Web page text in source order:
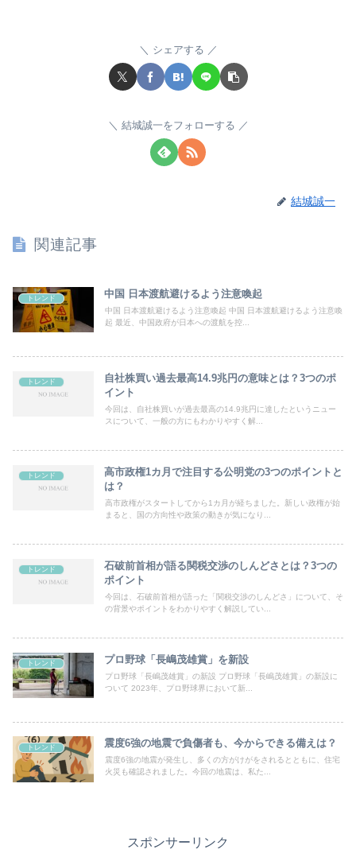
シェアする
結城誠一をフォローする
結城誠一
関連記事
トレンド 中国 日本渡航避けるよう注意喚起
中国 日本渡航避けるよう注意喚起 中国 日本渡航避けるよう注意喚
起 最近、中国政府が日本への渡航を控...
トレンド
自社株買い過去最高14.9兆円の意味とは？3つのポ
イント
今回は、自社株買いが過去最高の14.9兆円に達したというニュー
スについて、一般の方にもわかりやすく解...
トレンド
高市政権1カ月で注目する公明党の3つのポイントと
は？
高市政権がスタートしてから1カ月が経ちました。新しい政権が始
まると、国の方向性や政策の動きが気になり...
トレンド
石破前首相が語る関税交渉のしんどさとは？3つの
ポイント
今回は、石破前首相が語った「関税交渉のしんどさ」について、そ
の背景やポイントをわかりやすく解説してい...
トレンド プロ野球「長嶋茂雄賞」を新設
プロ野球「長嶋茂雄賞」の新設 プロ野球「長嶋茂雄賞」の新設に
ついて 2023年、プロ野球界において新...
トレンド 震度6強の地震で負傷者も、今からできる備えは？
震度6強の地震が発生し、多くの方がけがをされるとともに、住宅
火災も確認されました。今回の地震は、私た...
スポンサーリンク